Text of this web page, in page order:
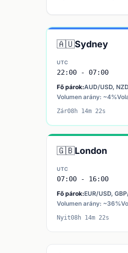
🇦🇺Sydney
UTC
22:00 - 07:00
Fő párok:AUD/USD,
Volumen arány: ~4%
Zár08h 14m 22s
🇬🇧London
UTC
07:00 - 16:00
Fő párok:EUR/USD,
Volumen arány: ~36%
Nyit08h 14m 22s